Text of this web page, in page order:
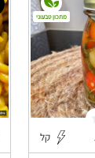
קל
מתכון טבעוני